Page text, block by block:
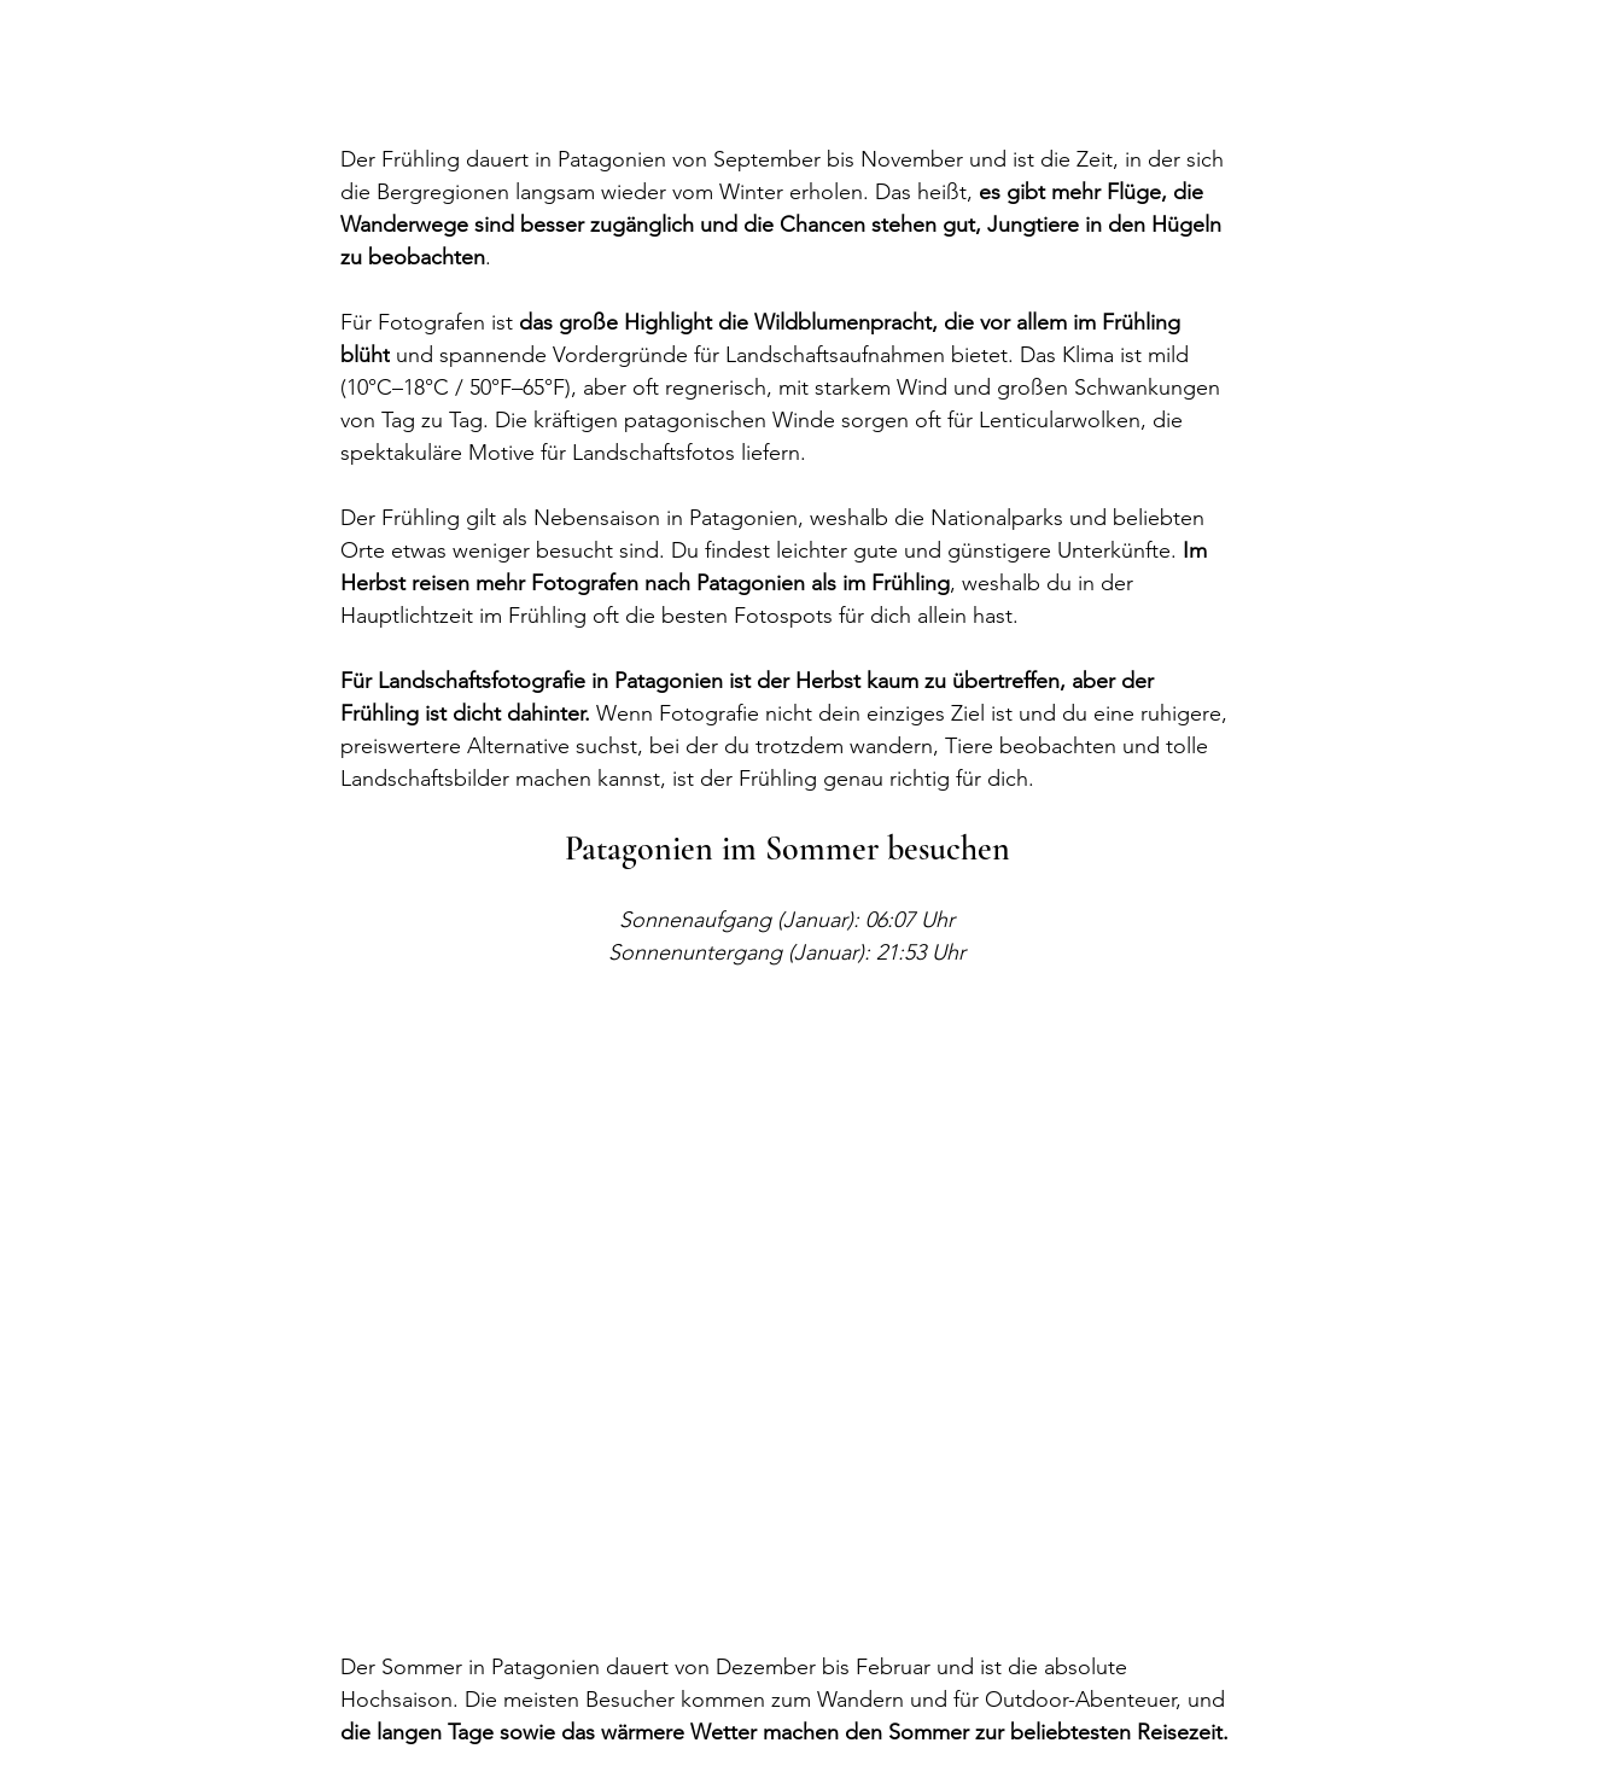
Der Frühling dauert in Patagonien von September bis November und ist die Zeit, in der sich
die Bergregionen langsam wieder vom Winter erholen. Das heißt, es gibt mehr Flüge, die
Wanderwege sind besser zugänglich und die Chancen stehen gut, Jungtiere in den Hügeln
zu beobachten.
Für Fotografen ist das große Highlight die Wildblumenpracht, die vor allem im Frühling
blüht und spannende Vordergründe für Landschaftsaufnahmen bietet. Das Klima ist mild
(10°C–18°C / 50°F–65°F), aber oft regnerisch, mit starkem Wind und großen Schwankungen
von Tag zu Tag. Die kräftigen patagonischen Winde sorgen oft für Lenticularwolken, die
spektakuläre Motive für Landschaftsfotos liefern.
Der Frühling gilt als Nebensaison in Patagonien, weshalb die Nationalparks und beliebten
Orte etwas weniger besucht sind. Du findest leichter gute und günstigere Unterkünfte. Im
Herbst reisen mehr Fotografen nach Patagonien als im Frühling, weshalb du in der
Hauptlichtzeit im Frühling oft die besten Fotospots für dich allein hast.
Für Landschaftsfotografie in Patagonien ist der Herbst kaum zu übertreffen, aber der
Frühling ist dicht dahinter. Wenn Fotografie nicht dein einziges Ziel ist und du eine ruhigere,
preiswertere Alternative suchst, bei der du trotzdem wandern, Tiere beobachten und tolle
Landschaftsbilder machen kannst, ist der Frühling genau richtig für dich.
Patagonien im Sommer besuchen
Sonnenaufgang (Januar): 06:07 Uhr
Sonnenuntergang (Januar): 21:53 Uhr
Der Sommer in Patagonien dauert von Dezember bis Februar und ist die absolute
Hochsaison. Die meisten Besucher kommen zum Wandern und für Outdoor-Abenteuer, und
die langen Tage sowie das wärmere Wetter machen den Sommer zur beliebtesten Reisezeit.